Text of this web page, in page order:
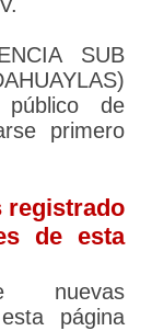
SUB
de
primero
registrado
de esta
nuevas
página